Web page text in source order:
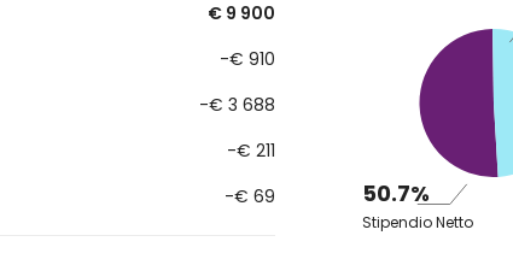
€ 9 900
-€ 910
-€ 3 688
-€ 211
-€ 69 50.7%
Stipendio Netto